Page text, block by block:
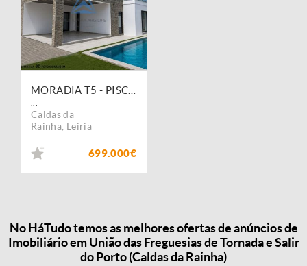
Caldas da
Rainha Leiria
699.000€
No HáTudo temos as melhores ofertas de anúncios de
Imobiliário em União das Freguesias de Tornada e Salir
do Porto (Caldas da Rainha)